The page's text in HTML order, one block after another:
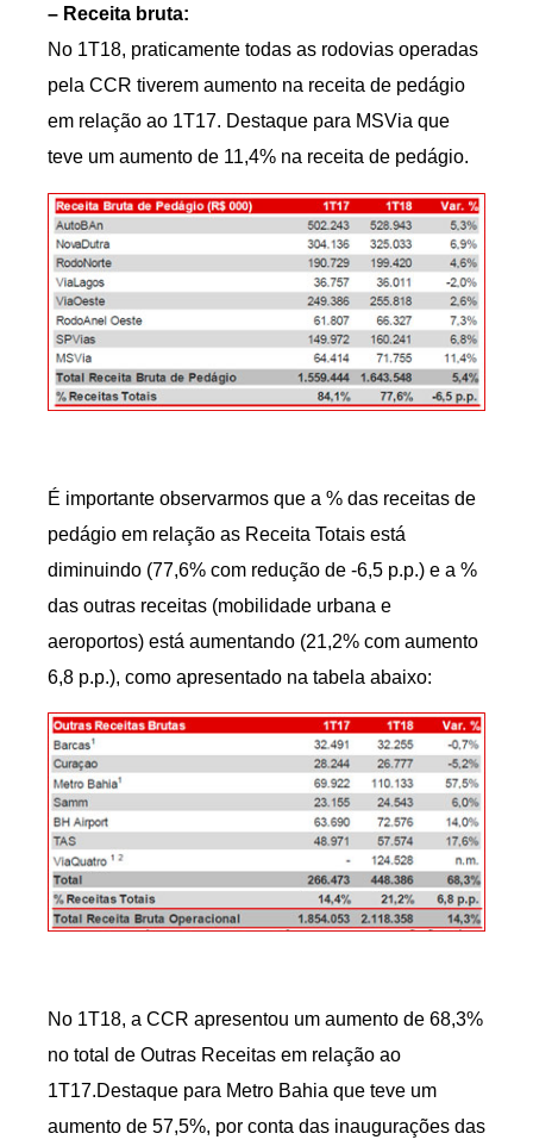
– Receita bruta:
No 1T18, praticamente todas as rodovias operadas
pela CCR tiverem aumento na receita de pedágio
em relação ao 1T17. Destaque para MSVia que
teve um aumento de 11,4% na receita de pedágio.
É importante observarmos que a % das receitas de
pedágio em relação as Receita Totais está
diminuindo (77,6% com redução de -6,5 p.p.) e a %
das outras receitas (mobilidade urbana e
aeroportos) está aumentando (21,2% com aumento
6,8 p.p.), como apresentado na tabela abaixo:
No 1T18, a CCR apresentou um aumento de 68,3%
no total de Outras Receitas em relação ao
1T17.Destaque para Metro Bahia que teve um
aumento de 57,5%, por conta das inaugurações das